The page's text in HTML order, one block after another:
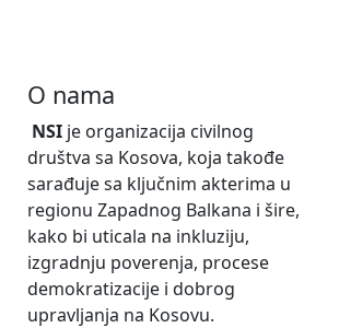
O nama
NSI je organizacija civilnog
društva sa Kosova, koja takođe
sarađuje sa ključnim akterima u
regionu Zapadnog Balkana i šire,
kako bi uticala na inkluziju,
izgradnju poverenja, procese
demokratizacije i dobrog
upravljanja na Kosovu.